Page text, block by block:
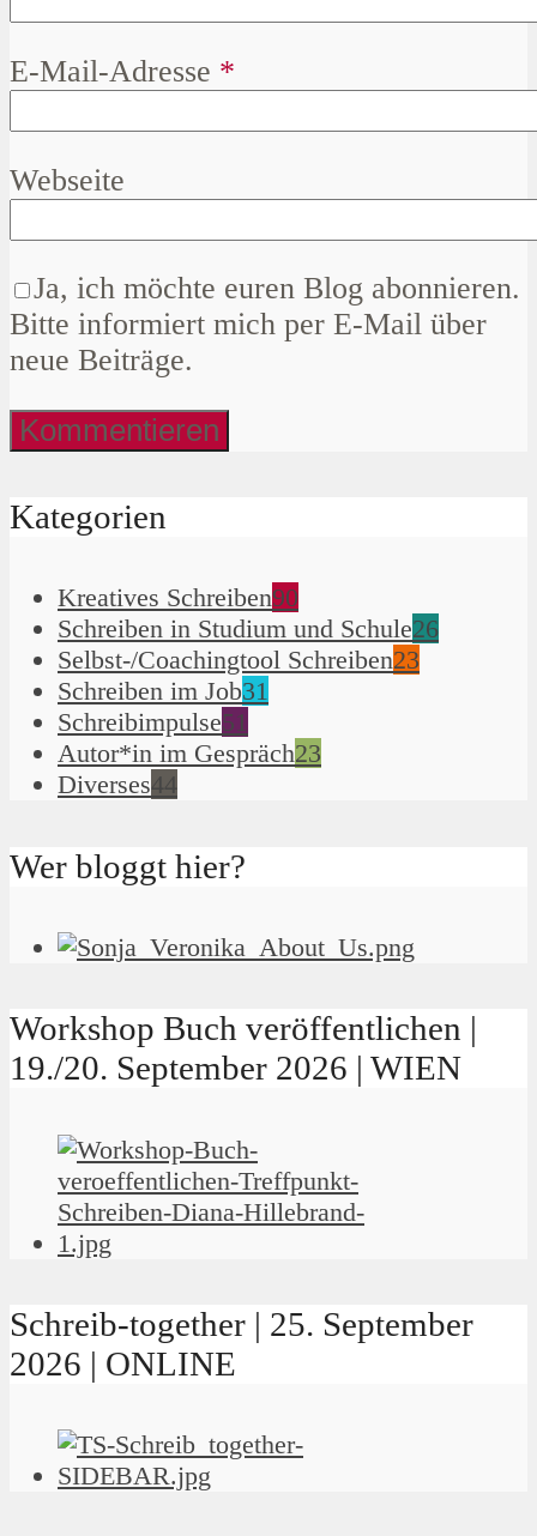
E-Mail-Adresse *
Webseite
Ja, ich möchte euren Blog abonnieren.
Bitte informiert mich per E-Mail über
neue Beiträge.
Kategorien
Kreatives Schreiben90
Schreiben in Studium und Schule26
Selbst-/Coachingtool Schreiben23
Schreiben im Job31
Schreibimpulse51
Autor*in im Gespräch23
Diverses44
Wer bloggt hier?
Workshop Buch veröffentlichen |
19./20. September 2026 | WIEN
Schreib-together | 25. September
2026 | ONLINE